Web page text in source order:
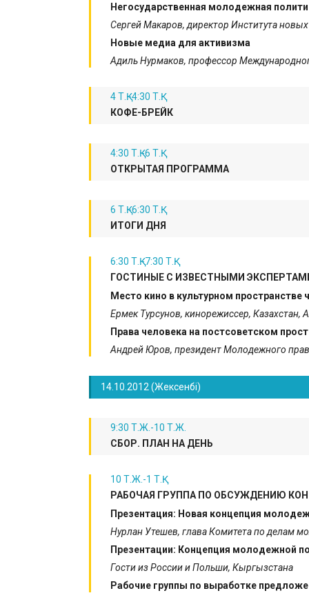
Негосударственная молодежная
Сергей Макаров, директор Института
Новые медиа для активизма
Адиль Нурмаков, профессор
4 Т.Қ.-4:30 Т.Қ.
КОФЕ-БРЕЙК
4:30 Т.Қ.-6 Т.Қ.
ОТКРЫТАЯ ПРОГРАММА
6 Т.Қ.-6:30 Т.Қ.
ИТОГИ ДНЯ
6:30 Т.Қ.-7:30 Т.Қ.
ГОСТИНЫЕ С ИЗВЕСТНЫМИ
Место кино в культурном пространстве
Ермек Турсунов, кинорежиссер, Казахстан,
Права человека на постсоветском
Андрей Юров, президент Молодежного
14.10.2012 (Жексенбі)
9:30 Т.Ж.-10 Т.Ж.
СБОР. ПЛАН НА ДЕНЬ
10 Т.Ж.-1 Т.Қ.
РАБОЧАЯ ГРУППА ПО ОБСУЖДЕНИЮ
Презентация: Новая концепция
Нурлан Утешев, глава Комитета по делам
Презентации: Концепция молодежной
Гости из России и Польши, Кыргызстана
Рабочие группы по выработке